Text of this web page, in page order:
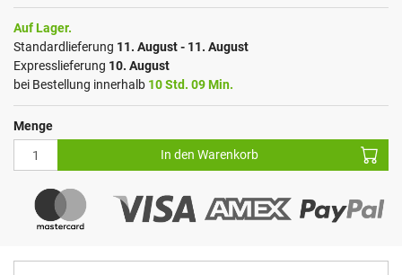
Auf Lager.
Standardlieferung 11. August - 11. August
Expresslieferung 10. August
bei Bestellung innerhalb 10 Std. 09 Min.
Menge
In den Warenkorb